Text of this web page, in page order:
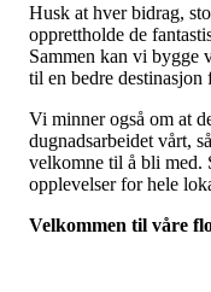
Husk at hver bidrag,
opprettholde de
Sammen kan vi bygge
til en bedre
Vi minner også om at
dugnadsarbeidet vårt,
velkomne til å bli med.
opplevelser for hele
Velkommen til våre